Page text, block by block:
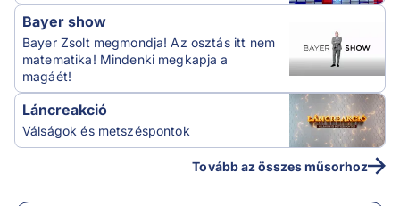
Bayer show
Bayer Zsolt megmondja! Az osztás itt nem
matematika! Mindenki megkapja a
magáét!
Láncreakció
Válságok és metszéspontok
Tovább az összes műsorhoz